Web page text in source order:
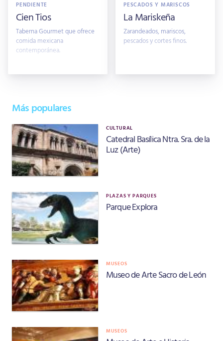
PENDIENTE
Cien Tios
Taberna Gourmet que ofrece
comida mexicana
contemporánea.
PESCADOS Y MARISCOS
La Mariskeña
Zarandeados, mariscos,
pescados y cortes finos.
Más populares
CULTURAL
Catedral Basílica Ntra. Sra. de la
Luz (Arte)
PLAZAS Y PARQUES
Parque Explora
MUSEOS
Museo de Arte Sacro de León
MUSEOS